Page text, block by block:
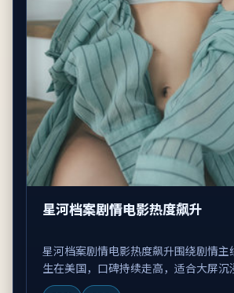
星河档案剧情电影热度飙升
星河档案剧情电影热度飙升围绕剧情主
生在美国，口碑持续走高，适合大屏沉